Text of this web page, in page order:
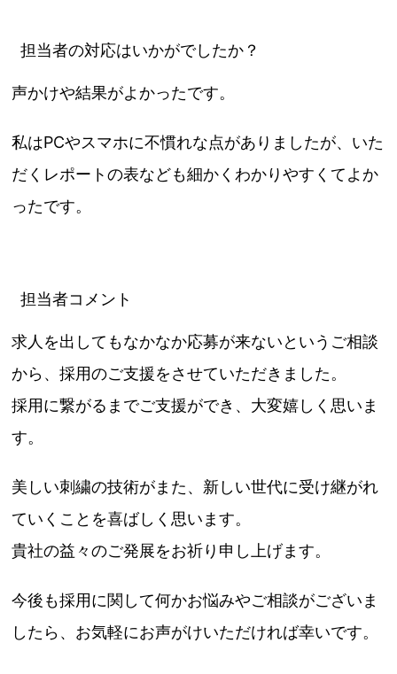
担当者の対応はいかがでしたか？
声かけや結果がよかったです。
私はPCやスマホに不慣れな点がありましたが、いた
だくレポートの表なども細かくわかりやすくてよか
ったです。
担当者コメント
求人を出してもなかなか応募が来ないというご相談
から、採用のご支援をさせていただきました。
採用に繋がるまでご支援ができ、大変嬉しく思いま
す。
美しい刺繍の技術がまた、新しい世代に受け継がれ
ていくことを喜ばしく思います。
貴社の益々のご発展をお祈り申し上げます。
今後も採用に関して何かお悩みやご相談がございま
したら、お気軽にお声がけいただければ幸いです。